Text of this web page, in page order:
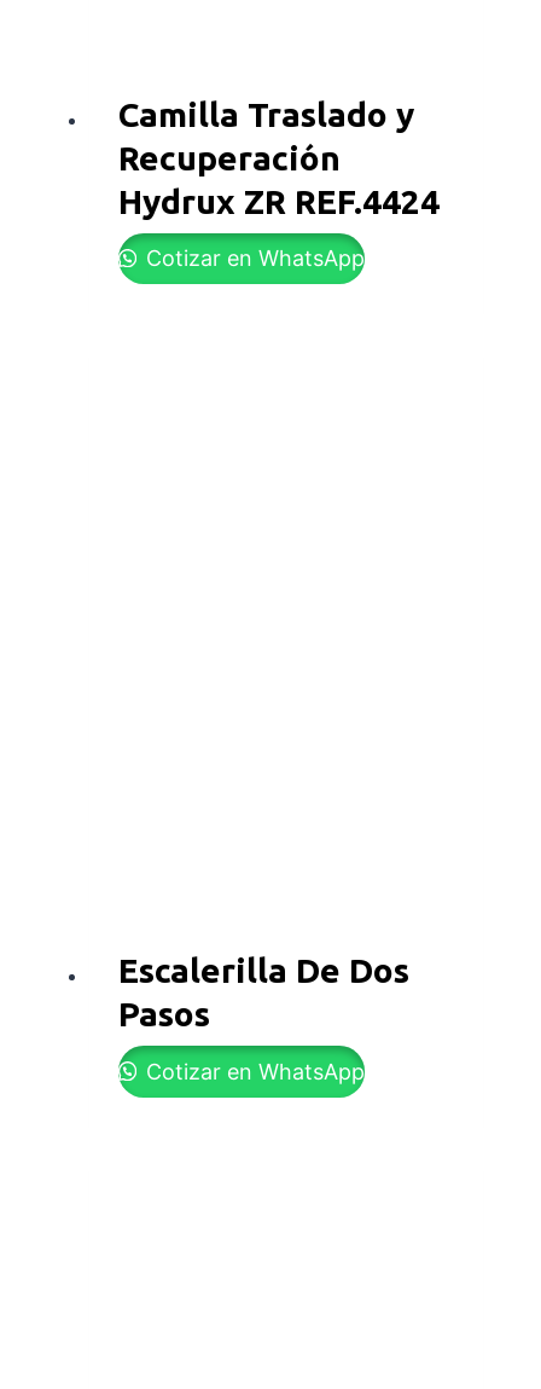
Camilla Traslado y
Recuperación
Hydrux ZR REF.4424
Cotizar en WhatsApp
Escalerilla De Dos
Pasos
Cotizar en WhatsApp